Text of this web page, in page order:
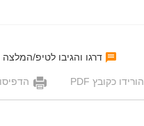
דרגו והגיבו לטיפ/המלצה
הורידו כקובץ PDF